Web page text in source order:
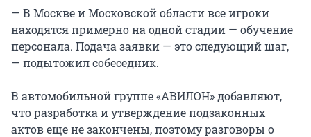
— В Москве и Московской области все игроки
находятся примерно на одной стадии — обучение
персонала. Подача заявки — это следующий шаг,
— подытожил собеседник.
В автомобильной группе «АВИЛОН» добавляют,
что разработка и утверждение подзаконных
актов еще не закончены, поэтому разговоры о